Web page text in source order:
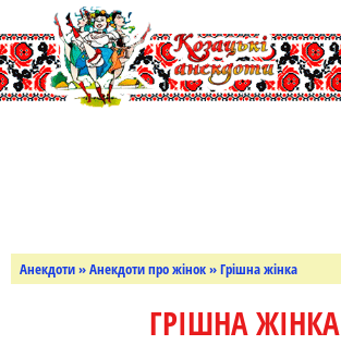
Анекдоти»Анекдоти про жінок» Грішна жінка
ГРІШНА ЖІНКА